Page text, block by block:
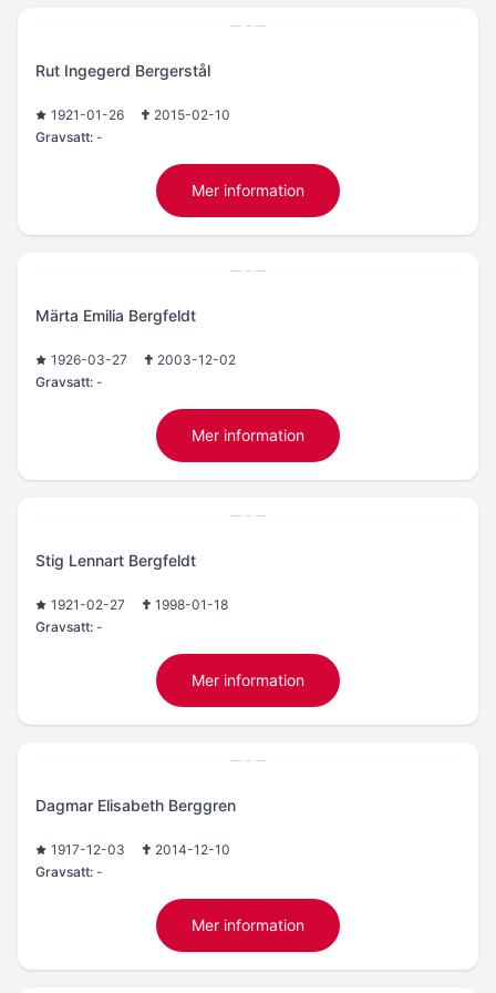
Rut Ingegerd Bergerstål
1921-01-26
2015-02-10
Gravsatt: -
Mer information
Märta Emilia Bergfeldt
1926-03-27
2003-12-02
Gravsatt: -
Mer information
Stig Lennart Bergfeldt
1921-02-27
1998-01-18
Gravsatt: -
Mer information
Dagmar Elisabeth Berggren
1917-12-03
2014-12-10
Gravsatt: -
Mer information